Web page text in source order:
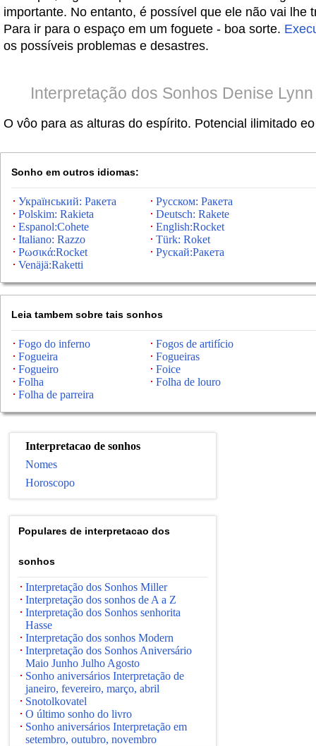
importante. No entanto, é possível que ele não vai lhe
Para ir para o espaço em um foguete - boa sorte.
os possíveis problemas e desastres.
Interpretação dos Sonhos Denise
O vôo para as alturas do espírito. Potencial ilimitado
Sonho em outros idiomas:
Український: Ракета
Русском: Ракета
Polskim: Rakieta
Deutsch: Rakete
Espanol:Cohete
English:Rocket
Italiano: Razzo
Türk: Roket
Ρωσικά:Rocket
Рускай:Ракета
Venäjä:Raketti
Leia tambem sobre tais sonhos
Fogo do inferno
Fogos de artifício
Fogueira
Fogueiras
Fogueiro
Foice
Folha
Folha de louro
Folha de parreira
Interpretacao de sonhos
Nomes
Horoscopo
Populares de interpretacao dos
sonhos
Interpretação dos Sonhos Miller
Interpretação dos sonhos de A a Z
Interpretação dos Sonhos senhorita
Hasse
Interpretação dos sonhos Modern
Interpretação dos Sonhos Aniversário
Maio Junho Julho Agosto
Sonho aniversários Interpretação de
janeiro, fevereiro, março, abril
Snotolkovatel
O último sonho do livro
Sonho aniversários Interpretação em
setembro, outubro, novembro